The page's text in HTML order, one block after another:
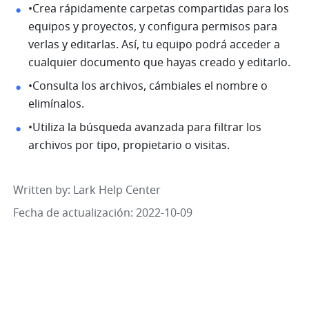
•Crea rápidamente carpetas compartidas para los
equipos y proyectos, y configura permisos para
verlas y editarlas. Así, tu equipo podrá acceder a
cualquier documento que hayas creado y editarlo.
•Consulta los archivos, cámbiales el nombre o
elimínalos.
•Utiliza la búsqueda avanzada para filtrar los
archivos por tipo, propietario o visitas.
Written by: Lark Help Center
Fecha de actualización: 2022-10-09